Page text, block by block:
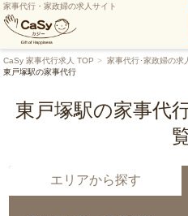
家事代行・家政婦の求人サイト
CaSy 家事代行求人 TOP 家事代行･家政婦の求
東戸塚駅の家事代行
東戸塚駅の家事代
エリアから探す